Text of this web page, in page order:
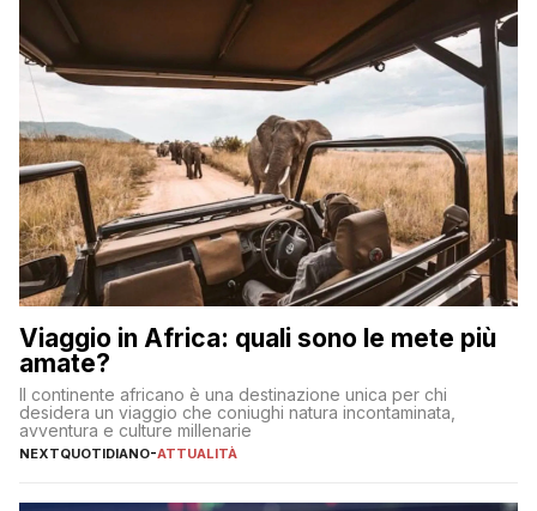
Viaggio in Africa: quali sono le mete più
amate?
Il continente africano è una destinazione unica per chi
desidera un viaggio che coniughi natura incontaminata,
avventura e culture millenarie
NEXTQUOTIDIANO-ATTUALITÀ